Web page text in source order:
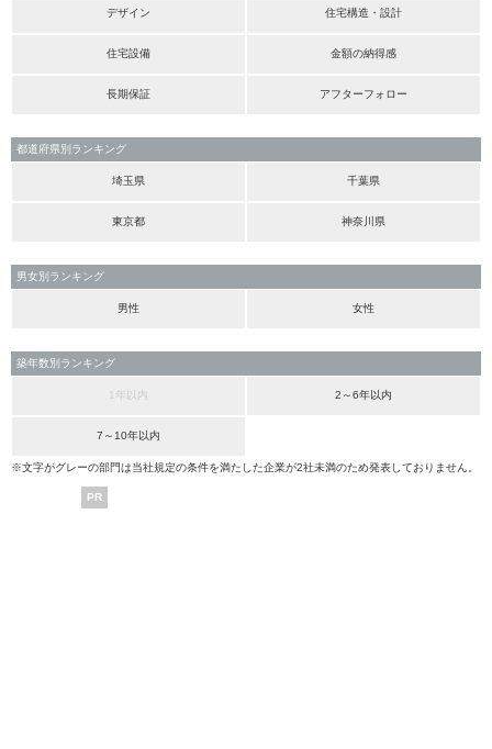
デザイン 住宅構造・設計
住宅設備 金額の納得感
長期保証 アフターフォロー
都道府県別ランキング
埼玉県 千葉県
東京都 神奈川県
男女別ランキング
男性 女性
築年数別ランキング
1年以内 2～6年以内
7～10年以内
※文字がグレーの部門は当社規定の条件を満たした企業が2社未満のため発表しておりません。
PR